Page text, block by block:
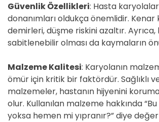
Güvenlik Özellikleri: Hasta
donanımları oldukça önemlidir.
demirleri, düşme riskini azaltır. Ayrıca,
sabitlenebilir olması da kaymaların
Malzeme Kalitesi: Karyolanın
ömür için kritik bir faktördür. Sağlıklı
malzemeler, hastanın hijyenini
olur. Kullanılan malzeme hakkında “Bu
yoksa hemen mi yıpranır?” diye